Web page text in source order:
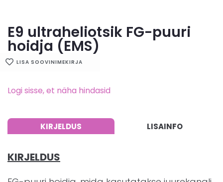
E9 ultraheliotsik FG-puuri
hoidja (EMS)
LISA SOOVINIMEKIRJA
Logi sisse, et näha hindasid
KIRJELDUS LISAINFO
KIRJELDUS